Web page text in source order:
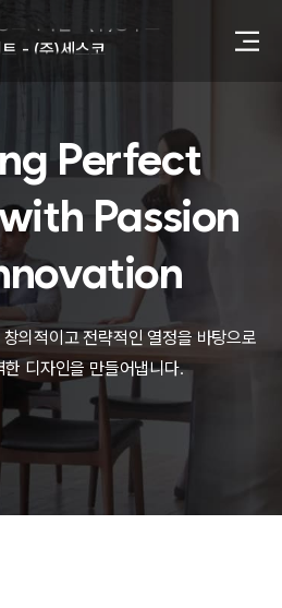
- (주)세스코
, 카탈로그 - 피자마루
- 백조씽크
고디자인 - 중외제약
, 디자인 - 고려은단
- (주)듀오백
- ㈜고피자
- 모모스커피㈜
- 삼양홀딩스
킷캣
고디자인 - (주)화요
광고디자인 - (주)광주요
인 - 삼성전자㈜
, CI - 카피어랜드㈜
홈페이지 - (주)분독
Perfect
Passion
의적이고 전략적인 열정을 바탕으로
한 디자인을 만들어냅니다.